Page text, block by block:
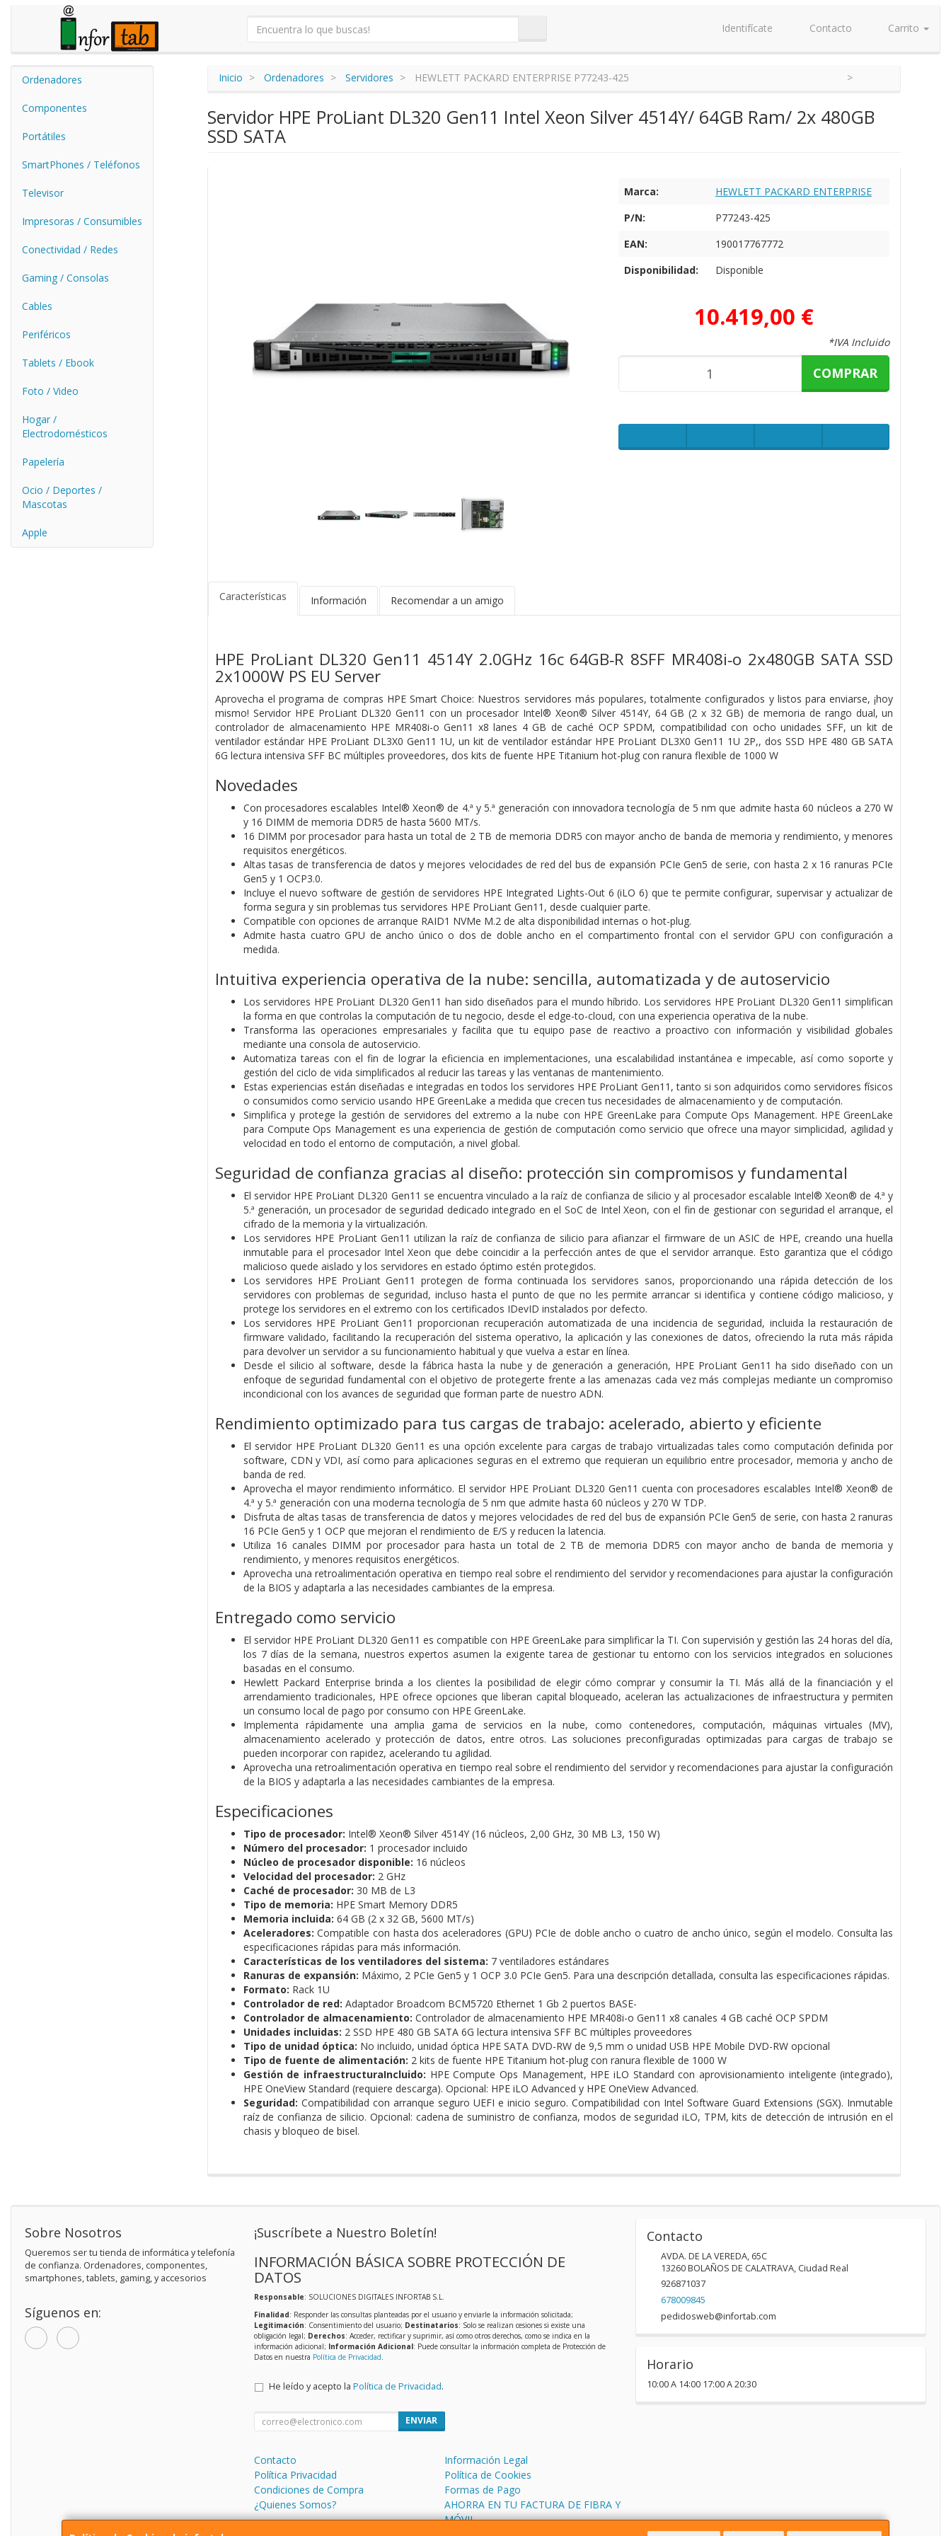
Identifícate Contacto Carrito
Ordenadores
Componentes
Portátiles
SmartPhones / Teléfonos
Televisor
Impresoras / Consumibles
Conectividad / Redes
Gaming / Consolas
Cables
Periféricos
Tablets / Ebook
Foto / Video
Hogar /
Electrodomésticos
Papelería
Ocio / Deportes /
Mascotas
Apple
Inicio Ordenadores Servidores HEWLETT PACKARD ENTERPRISE P77243-425
Servidor HPE ProLiant DL320 Gen11 Intel Xeon Silver 4514Y/ 64GB Ram/ 2x 480GB
SSD SATA
Marca:
HEWLETT PACKARD ENTERPRISE
P/N:
P77243-425
EAN:
190017767772
Disponibilidad:
Disponible
10.419,00 €
*IVA Incluido
COMPRAR
Características Información Recomendar a un amigo
HPE ProLiant DL320 Gen11 4514Y 2.0GHz 16c 64GB‑R 8SFF MR408i‑o 2x480GB SATA SSD
2x1000W PS EU Server
Aprovecha el programa de compras HPE Smart Choice: Nuestros servidores más populares, totalmente configurados y listos para enviarse, ¡hoy
mismo! Servidor HPE ProLiant DL320 Gen11 con un procesador Intel® Xeon® Silver 4514Y, 64 GB (2 x 32 GB) de memoria de rango dual, un
controlador de almacenamiento HPE MR408i-o Gen11 x8 lanes 4 GB de caché OCP SPDM, compatibilidad con ocho unidades SFF, un kit de
ventilador estándar HPE ProLiant DL3X0 Gen11 1U, un kit de ventilador estándar HPE ProLiant DL3X0 Gen11 1U 2P,, dos SSD HPE 480 GB SATA
6G lectura intensiva SFF BC múltiples proveedores, dos kits de fuente HPE Titanium hot-plug con ranura flexible de 1000 W
Novedades
Con procesadores escalables Intel® Xeon® de 4.ª y 5.ª generación con innovadora tecnología de 5 nm que admite hasta 60 núcleos a 270 W
y 16 DIMM de memoria DDR5 de hasta 5600 MT/s.
16 DIMM por procesador para hasta un total de 2 TB de memoria DDR5 con mayor ancho de banda de memoria y rendimiento, y menores
requisitos energéticos.
Altas tasas de transferencia de datos y mejores velocidades de red del bus de expansión PCIe Gen5 de serie, con hasta 2 x 16 ranuras PCIe
Gen5 y 1 OCP3.0.
Incluye el nuevo software de gestión de servidores HPE Integrated Lights-Out 6 (iLO 6) que te permite configurar, supervisar y actualizar de
forma segura y sin problemas tus servidores HPE ProLiant Gen11, desde cualquier parte.
Compatible con opciones de arranque RAID1 NVMe M.2 de alta disponibilidad internas o hot-plug.
Admite hasta cuatro GPU de ancho único o dos de doble ancho en el compartimento frontal con el servidor GPU con configuración a
medida.
Intuitiva experiencia operativa de la nube: sencilla, automatizada y de autoservicio
Los servidores HPE ProLiant DL320 Gen11 han sido diseñados para el mundo híbrido. Los servidores HPE ProLiant DL320 Gen11 simplifican
la forma en que controlas la computación de tu negocio, desde el edge-to-cloud, con una experiencia operativa de la nube.
Transforma las operaciones empresariales y facilita que tu equipo pase de reactivo a proactivo con información y visibilidad globales
mediante una consola de autoservicio.
Automatiza tareas con el fin de lograr la eficiencia en implementaciones, una escalabilidad instantánea e impecable, así como soporte y
gestión del ciclo de vida simplificados al reducir las tareas y las ventanas de mantenimiento.
Estas experiencias están diseñadas e integradas en todos los servidores HPE ProLiant Gen11, tanto si son adquiridos como servidores físicos
o consumidos como servicio usando HPE GreenLake a medida que crecen tus necesidades de almacenamiento y de computación.
Simplifica y protege la gestión de servidores del extremo a la nube con HPE GreenLake para Compute Ops Management. HPE GreenLake
para Compute Ops Management es una experiencia de gestión de computación como servicio que ofrece una mayor simplicidad, agilidad y
velocidad en todo el entorno de computación, a nivel global.
Seguridad de confianza gracias al diseño: protección sin compromisos y fundamental
El servidor HPE ProLiant DL320 Gen11 se encuentra vinculado a la raíz de confianza de silicio y al procesador escalable Intel® Xeon® de 4.ª y
5.ª generación, un procesador de seguridad dedicado integrado en el SoC de Intel Xeon, con el fin de gestionar con seguridad el arranque, el
cifrado de la memoria y la virtualización.
Los servidores HPE ProLiant Gen11 utilizan la raíz de confianza de silicio para afianzar el firmware de un ASIC de HPE, creando una huella
inmutable para el procesador Intel Xeon que debe coincidir a la perfección antes de que el servidor arranque. Esto garantiza que el código
malicioso quede aislado y los servidores en estado óptimo estén protegidos.
Los servidores HPE ProLiant Gen11 protegen de forma continuada los servidores sanos, proporcionando una rápida detección de los
servidores con problemas de seguridad, incluso hasta el punto de que no les permite arrancar si identifica y contiene código malicioso, y
protege los servidores en el extremo con los certificados IDevID instalados por defecto.
Los servidores HPE ProLiant Gen11 proporcionan recuperación automatizada de una incidencia de seguridad, incluida la restauración de
firmware validado, facilitando la recuperación del sistema operativo, la aplicación y las conexiones de datos, ofreciendo la ruta más rápida
para devolver un servidor a su funcionamiento habitual y que vuelva a estar en línea.
Desde el silicio al software, desde la fábrica hasta la nube y de generación a generación, HPE ProLiant Gen11 ha sido diseñado con un
enfoque de seguridad fundamental con el objetivo de protegerte frente a las amenazas cada vez más complejas mediante un compromiso
incondicional con los avances de seguridad que forman parte de nuestro ADN.
Rendimiento optimizado para tus cargas de trabajo: acelerado, abierto y eficiente
El servidor HPE ProLiant DL320 Gen11 es una opción excelente para cargas de trabajo virtualizadas tales como computación definida por
software, CDN y VDI, así como para aplicaciones seguras en el extremo que requieran un equilibrio entre procesador, memoria y ancho de
banda de red.
Aprovecha el mayor rendimiento informático. El servidor HPE ProLiant DL320 Gen11 cuenta con procesadores escalables Intel® Xeon® de
4.ª y 5.ª generación con una moderna tecnología de 5 nm que admite hasta 60 núcleos y 270 W TDP.
Disfruta de altas tasas de transferencia de datos y mejores velocidades de red del bus de expansión PCIe Gen5 de serie, con hasta 2 ranuras
16 PCIe Gen5 y 1 OCP que mejoran el rendimiento de E/S y reducen la latencia.
Utiliza 16 canales DIMM por procesador para hasta un total de 2 TB de memoria DDR5 con mayor ancho de banda de memoria y
rendimiento, y menores requisitos energéticos.
Aprovecha una retroalimentación operativa en tiempo real sobre el rendimiento del servidor y recomendaciones para ajustar la configuración
de la BIOS y adaptarla a las necesidades cambiantes de la empresa.
Entregado como servicio
El servidor HPE ProLiant DL320 Gen11 es compatible con HPE GreenLake para simplificar la TI. Con supervisión y gestión las 24 horas del día,
los 7 días de la semana, nuestros expertos asumen la exigente tarea de gestionar tu entorno con los servicios integrados en soluciones
basadas en el consumo.
Hewlett Packard Enterprise brinda a los clientes la posibilidad de elegir cómo comprar y consumir la TI. Más allá de la financiación y el
arrendamiento tradicionales, HPE ofrece opciones que liberan capital bloqueado, aceleran las actualizaciones de infraestructura y permiten
un consumo local de pago por consumo con HPE GreenLake.
Implementa rápidamente una amplia gama de servicios en la nube, como contenedores, computación, máquinas virtuales (MV),
almacenamiento acelerado y protección de datos, entre otros. Las soluciones preconfiguradas optimizadas para cargas de trabajo se
pueden incorporar con rapidez, acelerando tu agilidad.
Aprovecha una retroalimentación operativa en tiempo real sobre el rendimiento del servidor y recomendaciones para ajustar la configuración
de la BIOS y adaptarla a las necesidades cambiantes de la empresa.
Especificaciones
Tipo de procesador: Intel® Xeon® Silver 4514Y (16 núcleos, 2,00 GHz, 30 MB L3, 150 W)
Número del procesador: 1 procesador incluido
Núcleo de procesador disponible: 16 núcleos
Velocidad del procesador: 2 GHz
Caché de procesador: 30 MB de L3
Tipo de memoria: HPE Smart Memory DDR5
Memoria incluida: 64 GB (2 x 32 GB, 5600 MT/s)
Aceleradores: Compatible con hasta dos aceleradores (GPU) PCIe de doble ancho o cuatro de ancho único, según el modelo. Consulta las
especificaciones rápidas para más información.
Características de los ventiladores del sistema: 7 ventiladores estándares
Ranuras de expansión: Máximo, 2 PCIe Gen5 y 1 OCP 3.0 PCIe Gen5. Para una descripción detallada, consulta las especificaciones rápidas.
Formato: Rack 1U
Controlador de red: Adaptador Broadcom BCM5720 Ethernet 1 Gb 2 puertos BASE-
Controlador de almacenamiento: Controlador de almacenamiento HPE MR408i-o Gen11 x8 canales 4 GB caché OCP SPDM
Unidades incluidas: 2 SSD HPE 480 GB SATA 6G lectura intensiva SFF BC múltiples proveedores
Tipo de unidad óptica: No incluido, unidad óptica HPE SATA DVD-RW de 9,5 mm o unidad USB HPE Mobile DVD-RW opcional
Tipo de fuente de alimentación: 2 kits de fuente HPE Titanium hot-plug con ranura flexible de 1000 W
Gestión de infraestructuraIncluido: HPE Compute Ops Management, HPE iLO Standard con aprovisionamiento inteligente (integrado),
HPE OneView Standard (requiere descarga). Opcional: HPE iLO Advanced y HPE OneView Advanced.
Seguridad: Compatibilidad con arranque seguro UEFI e inicio seguro. Compatibilidad con Intel Software Guard Extensions (SGX). Inmutable
raíz de confianza de silicio. Opcional: cadena de suministro de confianza, modos de seguridad iLO, TPM, kits de detección de intrusión en el
chasis y bloqueo de bisel.
Sobre Nosotros
Queremos ser tu tienda de informática y telefonía
de confianza. Ordenadores, componentes,
smartphones, tablets, gaming, y accesorios
Síguenos en:
¡Suscríbete a Nuestro Boletín!
INFORMACIÓN BÁSICA SOBRE PROTECCIÓN DE
DATOS
Responsable: SOLUCIONES DIGITALES INFORTAB S.L.
Finalidad: Responder las consultas planteadas por el usuario y enviarle la información solicitada;
Legitimación: Consentimiento del usuario; Destinatarios: Solo se realizan cesiones si existe una
obligación legal; Derechos: Acceder, rectificar y suprimir, así como otros derechos, como se indica en la
información adicional; Información Adicional: Puede consultar la información completa de Protección de
Datos en nuestra Política de Privacidad.
He leído y acepto la Política de Privacidad.
ENVIAR
Contacto
Información Legal
Política Privacidad
Política de Cookies
Condiciones de Compra
Formas de Pago
¿Quienes Somos?
AHORRA EN TU FACTURA DE FIBRA Y
MÓVIL
Contacto
AVDA. DE LA VEREDA, 65C
13260BOLAÑOS DE CALATRAVA, Ciudad Real
926871037
678009845
pedidosweb@infortab.com
Horario
10:00 A 14:00 17:00 A 20:30